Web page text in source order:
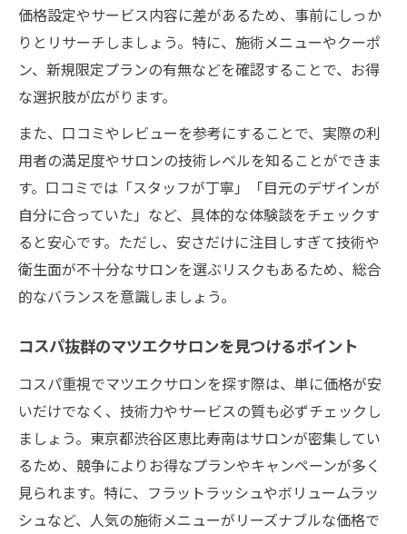
価格設定やサービス内容に差があるため、事前にしっか
りとリサーチしましょう。特に、施術メニューやクーポ
ン、新規限定プランの有無などを確認することで、お得
な選択肢が広がります。
また、口コミやレビューを参考にすることで、実際の利
用者の満足度やサロンの技術レベルを知ることができま
す。口コミでは「スタッフが丁寧」「目元のデザインが
自分に合っていた」など、具体的な体験談をチェックす
ると安心です。ただし、安さだけに注目しすぎて技術や
衛生面が不十分なサロンを選ぶリスクもあるため、総合
的なバランスを意識しましょう。
コスパ抜群のマツエクサロンを見つけるポイント
コスパ重視でマツエクサロンを探す際は、単に価格が安
いだけでなく、技術力やサービスの質も必ずチェックし
ましょう。東京都渋谷区恵比寿南はサロンが密集してい
るため、競争によりお得なプランやキャンペーンが多く
見られます。特に、フラットラッシュやボリュームラッ
シュなど、人気の施術メニューがリーズナブルな価格で